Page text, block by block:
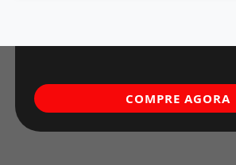
COMPRE AGORA